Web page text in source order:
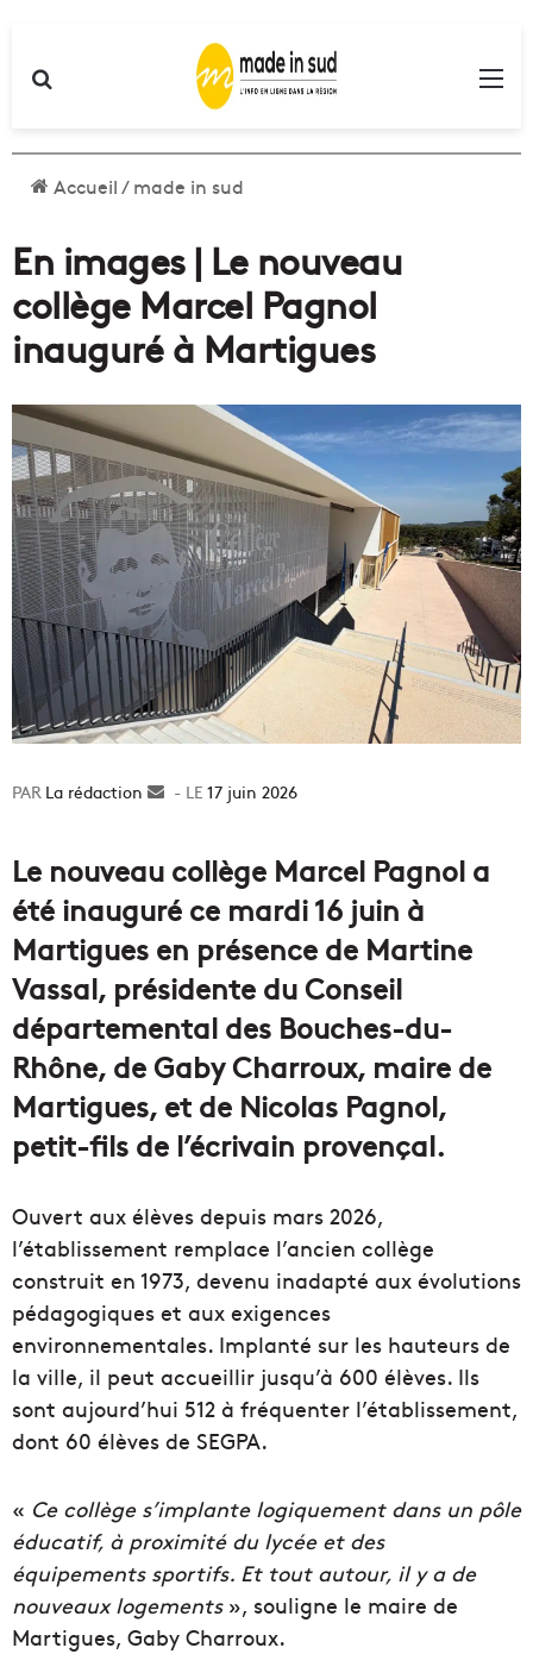
Accueil/made in sud
En images | Le nouveau
collège Marcel Pagnol
inauguré à Martigues
La rédaction
Envoyer17 juin 2026
Le nouveau collège Marcel Pagnol a
été inauguré ce mardi 16 juin à
Martigues en présence de Martine
Vassal, présidente du Conseil
départemental des Bouches-du-
Rhône, de Gaby Charroux, maire de
Martigues, et de Nicolas Pagnol,
petit-fils de l’écrivain provençal.
Ouvert aux élèves depuis mars 2026,
l’établissement remplace l’ancien collège
construit en 1973, devenu inadapté aux évolutions
pédagogiques et aux exigences
environnementales. Implanté sur les hauteurs de
la ville, il peut accueillir jusqu’à 600 élèves. Ils
sont aujourd’hui 512 à fréquenter l’établissement,
dont 60 élèves de SEGPA.
« Ce collège s’implante logiquement dans un pôle
éducatif, à proximité du lycée et des
équipements sportifs. Et tout autour, il y a de
nouveaux logements», souligne le maire de
Martigues, Gaby Charroux.